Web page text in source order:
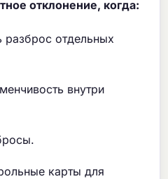
отклонение, когда:
разброс отдельных
внутри
карты для